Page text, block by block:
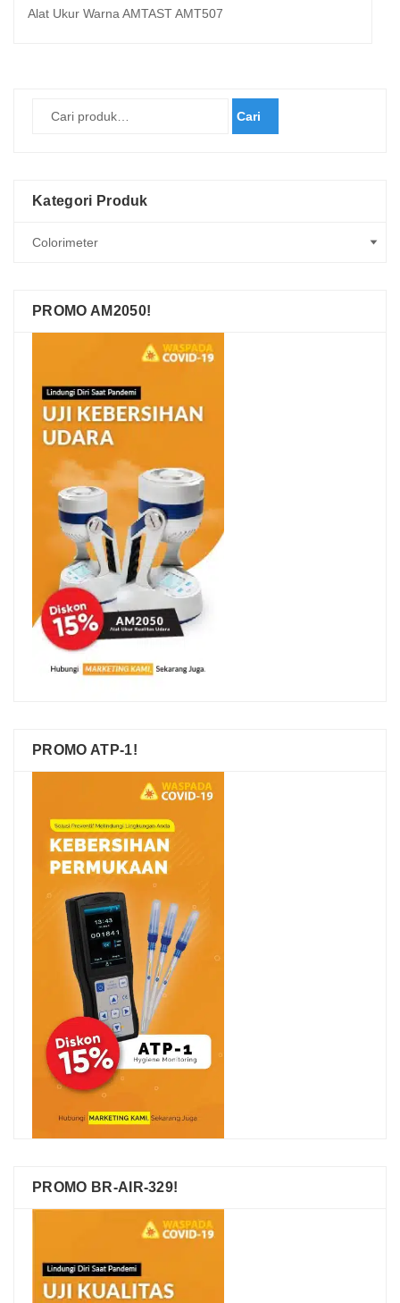
Alat Ukur Warna AMTAST AMT507
Cari
Kategori Produk
PROMO AM2050!
PROMO ATP-1!
PROMO BR-AIR-329!